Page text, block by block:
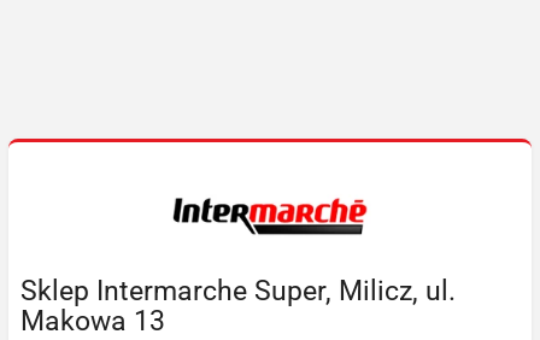
Sklep Intermarche Super, Milicz, ul.
Makowa 13